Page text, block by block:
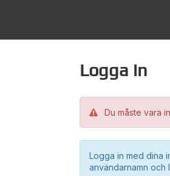
Logga in
Du måste vara
Logga in med dina
användarnamn och